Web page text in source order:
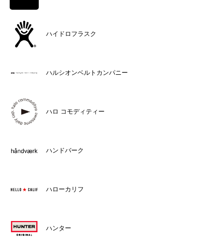
ハイドロフラスク
ハルシオンベルトカンパニー
ハロ コモディティー
ハンドバーク
ハローカリフ
ハンター